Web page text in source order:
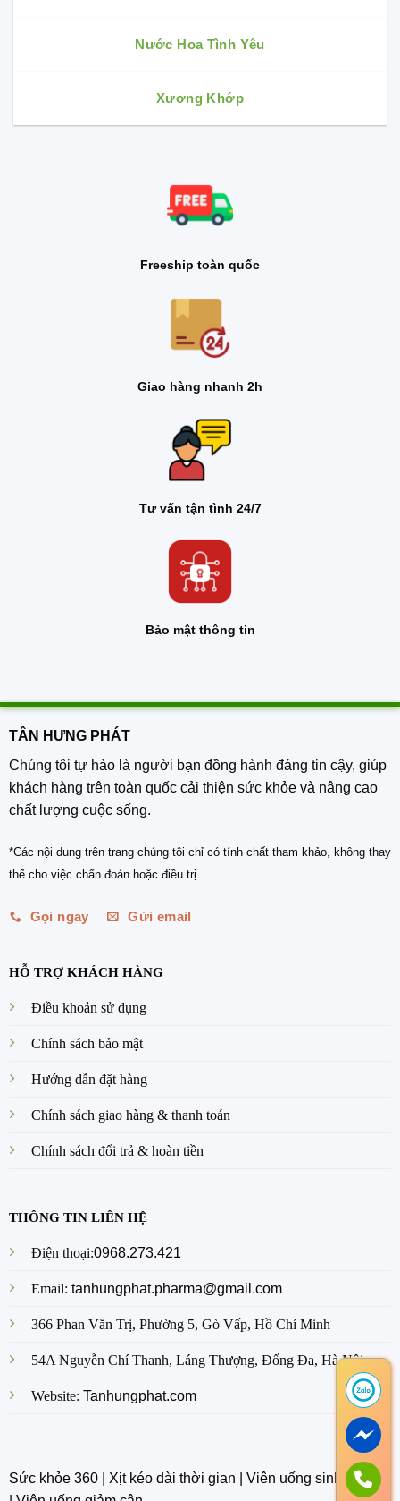
Nước Hoa Tình Yêu
Xương Khớp
Freeship toàn quốc
Giao hàng nhanh 2h
Tư vấn tận tình 24/7
Bảo mật thông tin
TÂN HƯNG PHÁT
Chúng tôi tự hào là người bạn đồng hành đáng tin cậy, giúp
khách hàng trên toàn quốc cải thiện sức khỏe và nâng cao
chất lượng cuộc sống.
*Các nội dung trên trang chúng tôi chỉ có tính chất tham khảo, không thay
thế cho việc chẩn đoán hoặc điều trị.
Gọi ngay Gửi email
HỖ TRỢ KHÁCH HÀNG
Điều khoản sử dụng
Chính sách bảo mật
Hướng dẫn đặt hàng
Chính sách giao hàng & thanh toán
Chính sách đổi trả & hoàn tiền
THÔNG TIN LIÊN HỆ
Điện thoại:0968.273.421
Email: tanhungphat.pharma@gmail.com
366 Phan Văn Trị, Phường 5, Gò Vấp, Hồ Chí Minh
54A Nguyễn Chí Thanh, Láng Thượng, Đống Đa, Hà Nội
Website: Tanhungphat.com
Sức khỏe 360| Xịt kéo dài thời gian
Viên uống sinh lý nam